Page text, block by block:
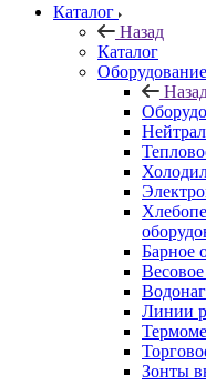
Каталог
Назад
Каталог
Оборудование
Барное
Линии
Зонты